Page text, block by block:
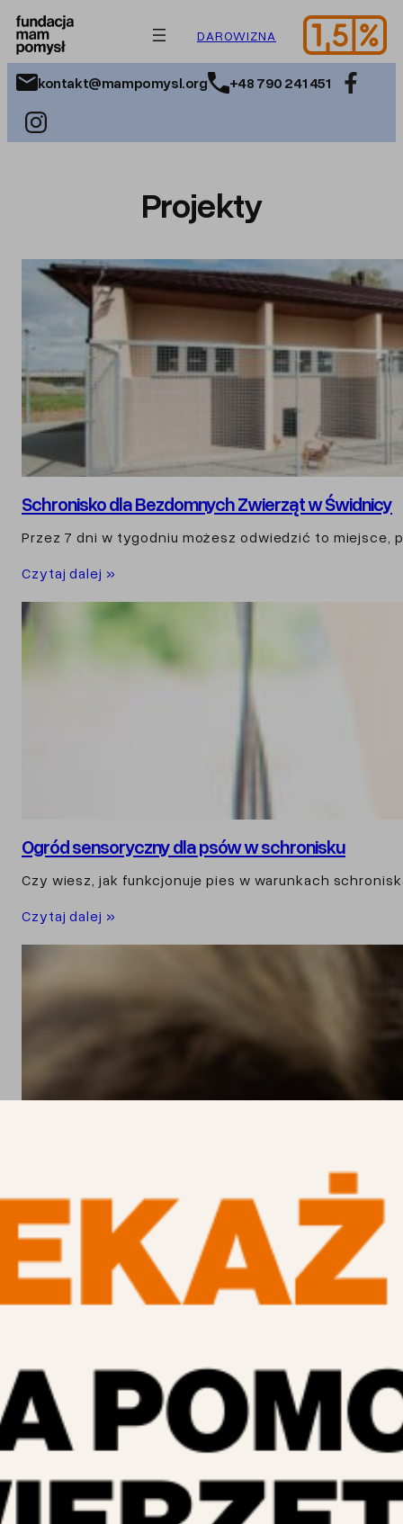
Przejdź
do
treści
DAROWIZNA
kontakt@mampomysl.org +48 790 241 451
Projekty
Schronisko dla Bezdomnych Zwierząt w Świdnicy
Przez 7 dni w tygodniu możesz odwiedzić to miejsce,
Czytaj dalej »
Ogród sensoryczny dla psów w schronisku
Czy wiesz, jak funkcjonuje pies w warunkach
Czytaj dalej »
Dobry Zwierz – projekt edukacyjny pomocy
Działając od 2017 roku w zakresie opieki nad
Czytaj dalej »